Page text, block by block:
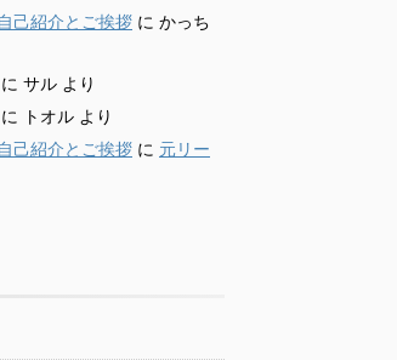
己紹介とご挨拶 に かっち
に サル より
に トオル より
己紹介とご挨拶 に 元リー